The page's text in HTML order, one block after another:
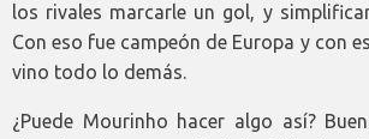
los rivales marcarle un gol, y
Con eso fue campeón de Europa y con
vino todo lo demás.
¿Puede Mourinho hacer algo así?